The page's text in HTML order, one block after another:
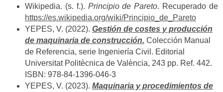
Wikipedia. (s. f.). Principio de Pareto. Recuperado de
https://es.wikipedia.org/wiki/Principio_de_Pareto
YEPES, V. (2022). Gestión de costes y producción
de maquinaria de construcción. Colección Manual
de Referencia, serie Ingeniería Civil. Editorial
Universitat Politècnica de València, 243 pp. Ref. 442.
ISBN: 978-84-1396-046-3
YEPES, V. (2023). Maquinaria y procedimientos de